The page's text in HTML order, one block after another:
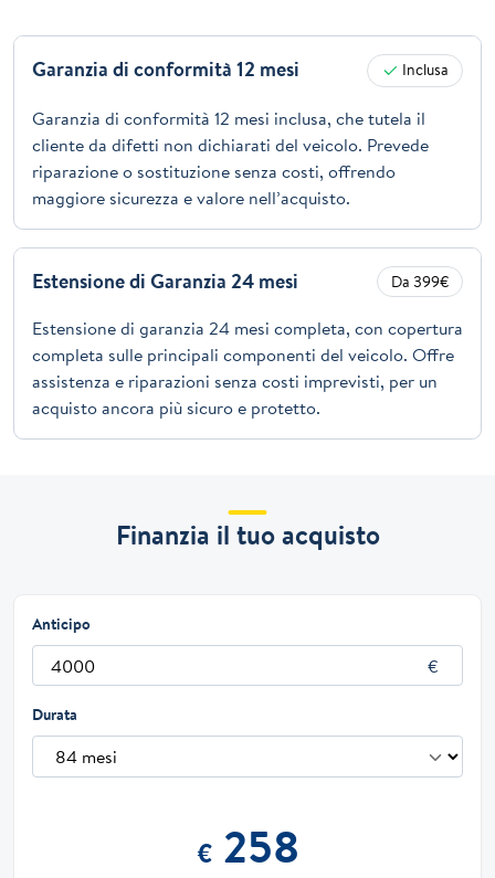
Garanzia di conformità 12 mesi Inclusa
Garanzia di conformità 12 mesi inclusa, che tutela il
cliente da difetti non dichiarati del veicolo. Prevede
riparazione o sostituzione senza costi, offrendo
maggiore sicurezza e valore nell’acquisto.
Estensione di Garanzia 24 mesi Da 399€
Estensione di garanzia 24 mesi completa, con copertura
completa sulle principali componenti del veicolo. Offre
assistenza e riparazioni senza costi imprevisti, per un
acquisto ancora più sicuro e protetto.
Finanzia il tuo acquisto
Anticipo
Durata
€258